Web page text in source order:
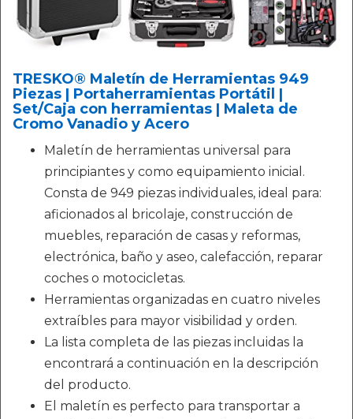
TRESKO® Maletín de Herramientas 949
Piezas | Portaherramientas Portátil |
Set/Caja con herramientas | Maleta de
Cromo Vanadio y Acero
Maletín de herramientas universal para
principiantes y como equipamiento inicial.
Consta de 949 piezas individuales, ideal para:
aficionados al bricolaje, construcción de
muebles, reparación de casas y reformas,
electrónica, baño y aseo, calefacción, reparar
coches o motocicletas.
Herramientas organizadas en cuatro niveles
extraíbles para mayor visibilidad y orden.
La lista completa de las piezas incluidas la
encontrará a continuación en la descripción
del producto.
El maletín es perfecto para transportar a